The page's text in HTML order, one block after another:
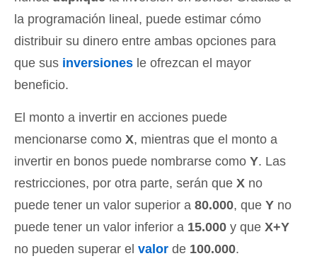
la programación lineal, puede estimar cómo
distribuir su dinero entre ambas opciones para
que sus inversiones le ofrezcan el mayor
beneficio.
El monto a invertir en acciones puede
mencionarse como X, mientras que el monto a
invertir en bonos puede nombrarse como Y. Las
restricciones, por otra parte, serán que X no
puede tener un valor superior a 80.000, que Y no
puede tener un valor inferior a 15.000 y que X+Y
no pueden superar el valor de 100.000.